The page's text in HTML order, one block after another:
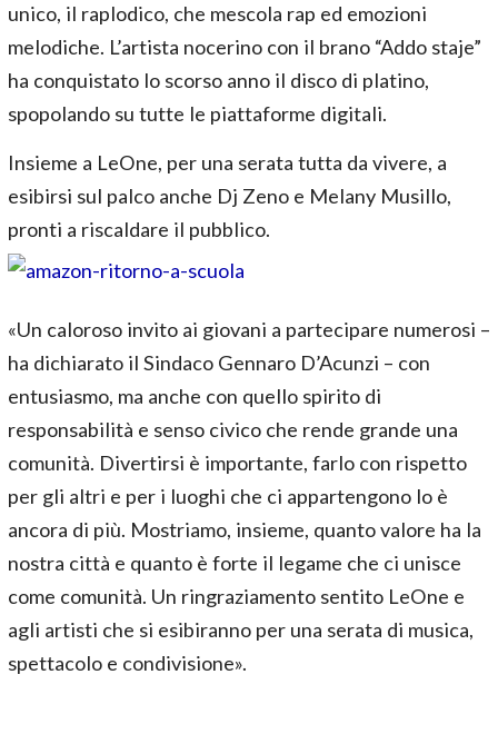
unico, il raplodico, che mescola rap ed emozioni
melodiche. L’artista nocerino con il brano “Addo staje”
ha conquistato lo scorso anno il disco di platino,
spopolando su tutte le piattaforme digitali.
Insieme a LeOne, per una serata tutta da vivere, a
esibirsi sul palco anche Dj Zeno e Melany Musillo,
pronti a riscaldare il pubblico.
«Un caloroso invito ai giovani a partecipare numerosi –
ha dichiarato il Sindaco Gennaro D’Acunzi – con
entusiasmo, ma anche con quello spirito di
responsabilità e senso civico che rende grande una
comunità. Divertirsi è importante, farlo con rispetto
per gli altri e per i luoghi che ci appartengono lo è
ancora di più. Mostriamo, insieme, quanto valore ha la
nostra città e quanto è forte il legame che ci unisce
come comunità. Un ringraziamento sentito LeOne e
agli artisti che si esibiranno per una serata di musica,
spettacolo e condivisione».